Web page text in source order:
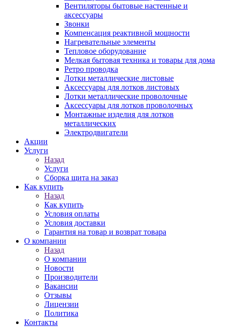
Вентиляторы бытовые настенные и
аксессуары
Звонки
Компенсация реактивной мощности
Нагревательные элементы
Тепловое оборудование
Мелкая бытовая техника и товары для дома
Ретро проводка
Лотки металлические листовые
Аксессуары для лотков листовых
Лотки металлические проволочные
Аксессуары для лотков проволочных
Монтажные изделия для лотков
металлических
Электродвигатели
Акции
Услуги
Назад
Услуги
Сборка щита на заказ
Как купить
Назад
Как купить
Условия оплаты
Условия доставки
Гарантия на товар и возврат товара
О компании
Назад
О компании
Новости
Производители
Вакансии
Отзывы
Лицензии
Политика
Контакты